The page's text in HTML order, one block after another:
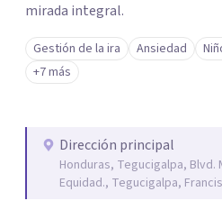
mirada integral.
Gestión de la ira Ansiedad
+7 más
Dirección principal
Honduras, Tegucigalpa, Blvd.
Equidad., Tegucigalpa,